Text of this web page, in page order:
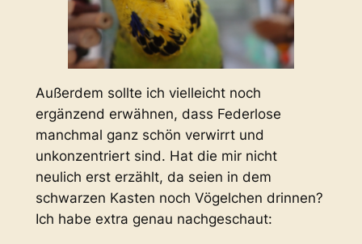
Außerdem sollte ich vielleicht noch
ergänzend erwähnen, dass Federlose
manchmal ganz schön verwirrt und
unkonzentriert sind. Hat die mir nicht
neulich erst erzählt, da seien in dem
schwarzen Kasten noch Vögelchen drinnen?
Ich habe extra genau nachgeschaut: